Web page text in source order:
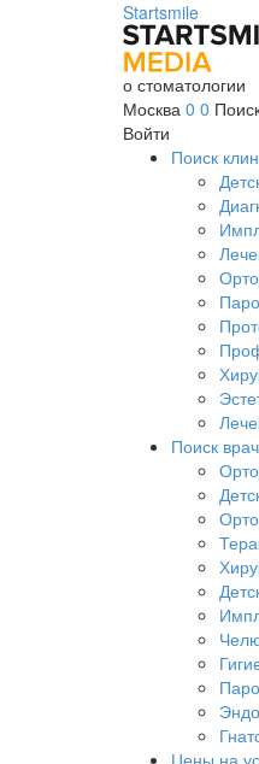
Startsmile
о стоматологии
Москва 0 0
Войти
Поиск
Поиск
Цены на